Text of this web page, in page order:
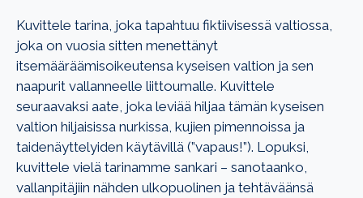
Kuvittele tarina, joka tapahtuu fiktiivisessä valtiossa,
joka on vuosia sitten menettänyt
itsemääräämisoikeutensa kyseisen valtion ja sen
naapurit vallanneelle liittoumalle. Kuvittele
seuraavaksi aate, joka leviää hiljaa tämän kyseisen
valtion hiljaisissa nurkissa, kujien pimennoissa ja
taidenäyttelyiden käytävillä (”vapaus!”). Lopuksi,
kuvittele vielä tarinamme sankari – sanotaanko,
vallanpitäjiin nähden ulkopuolinen ja tehtäväänsä